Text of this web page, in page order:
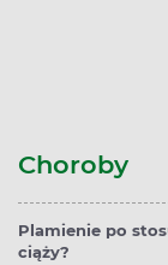
Choroby
Plamienie po
ciąży?